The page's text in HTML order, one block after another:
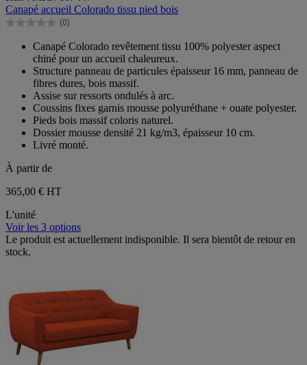
5
étoiles.
Canapé accueil Colorado tissu pied bois
(0)
0.0
étoiles.
Canapé Colorado revêtement tissu 100% polyester aspect
chiné pour un accueil chaleureux.
Structure panneau de particules épaisseur 16 mm, panneau de
fibres dures, bois massif.
Assise sur ressorts ondulés à arc.
Coussins fixes garnis mousse polyuréthane + ouate polyester.
Pieds bois massif coloris naturel.
Dossier mousse densité 21 kg/m3, épaisseur 10 cm.
Livré monté.
À partir de
365,00 € HT
L'unité
Voir les 3 options
Le produit est actuellement indisponible. Il sera bientôt de retour en
stock.